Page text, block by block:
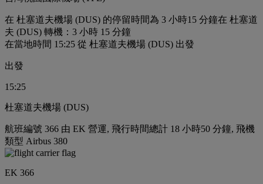
在 杜塞道夫機場 (DUS) 的停留時間為 3 小時15 分鐘在 杜塞道
夫 (DUS) 轉機：3 小時 15 分鐘
在當地時間 15:25 從 杜塞道夫機場 (DUS) 出發
出發
15:25
杜塞道夫機場 (DUS)
航班編號 366 由 EK 營運, 飛行時間總計 18 小時50 分鐘, 飛機
類型 Airbus 380
EK 366